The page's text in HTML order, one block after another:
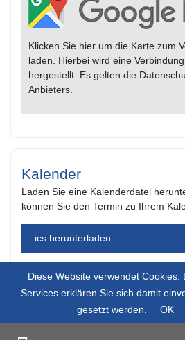
Klicken Sie hier um die Karte zum
laden. Hierbei wird eine
hergestellt. Es gelten die
Anbieters.
Kalender
Laden Sie eine Kalenderdatei
können Sie den Termin zu Ihrem
.ics herunterladen
Diese Website verwendet Cookies.
Services erklären Sie sich damit
gesetzt werden.
OK